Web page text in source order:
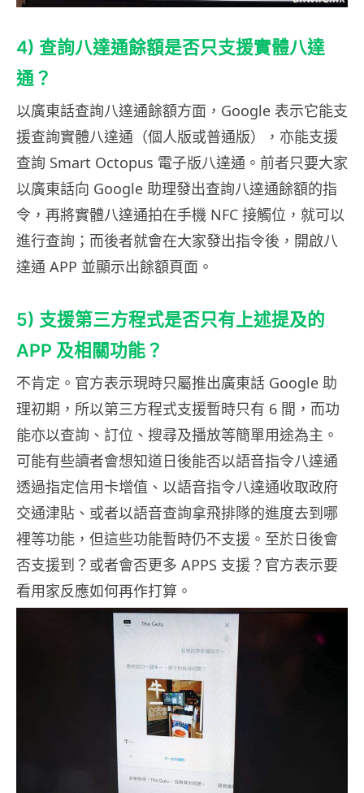
4) 查詢八達通餘額是否只支援實體八達
通？
以廣東話查詢八達通餘額方面，Google 表示它能支
援查詢實體八達通（個人版或普通版），亦能支援
查詢 Smart Octopus 電子版八達通。前者只要大家
以廣東話向 Google 助理發出查詢八達通餘額的指
令，再將實體八達通拍在手機 NFC 接觸位，就可以
進行查詢；而後者就會在大家發出指令後，開啟八
達通 APP 並顯示出餘額頁面。
5) 支援第三方程式是否只有上述提及的
APP 及相關功能？
不肯定。官方表示現時只屬推出廣東話 Google 助
理初期，所以第三方程式支援暫時只有 6 間，而功
能亦以查詢、訂位、搜尋及播放等簡單用途為主。
可能有些讀者會想知道日後能否以語音指令八達通
透過指定信用卡增值、以語音指令八達通收取政府
交通津貼、或者以語音查詢拿飛排隊的進度去到哪
裡等功能，但這些功能暫時仍不支援。至於日後會
否支援到？或者會否更多 APPS 支援？官方表示要
看用家反應如何再作打算。